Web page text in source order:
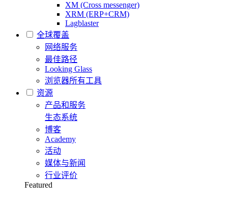
XM (Cross messenger)
XRM (ERP+CRM)
Lagblaster
全球覆盖
网络服务
最佳路径
Looking Glass
浏览器所有工具
资源
产品和服务
生态系统
博客
Academy
活动
媒体与新闻
行业评价
Featured